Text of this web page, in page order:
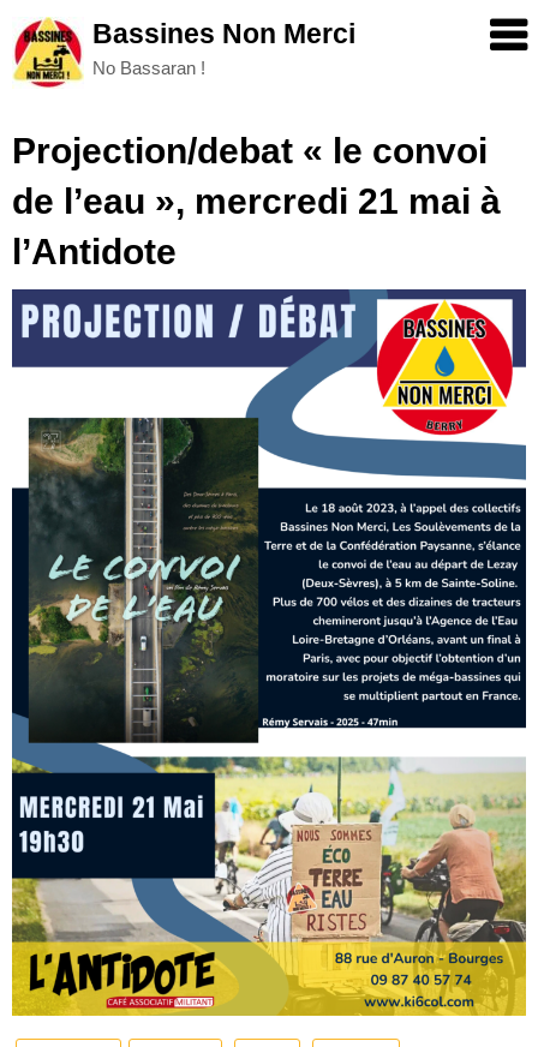
to
content
Bassines Non Merci
No Bassaran !
Projection/debat « le convoi
de l’eau », mercredi 21 mai à
l’Antidote